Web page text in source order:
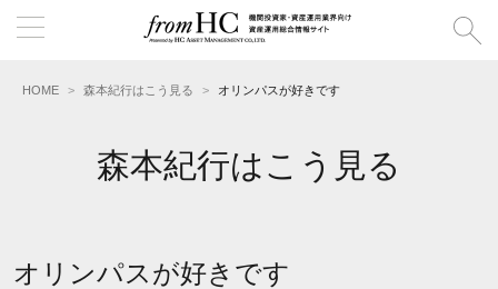
HOME 森本紀行はこう見る オリンパスが好きです
森本紀行はこう見る
オリンパスが好きです